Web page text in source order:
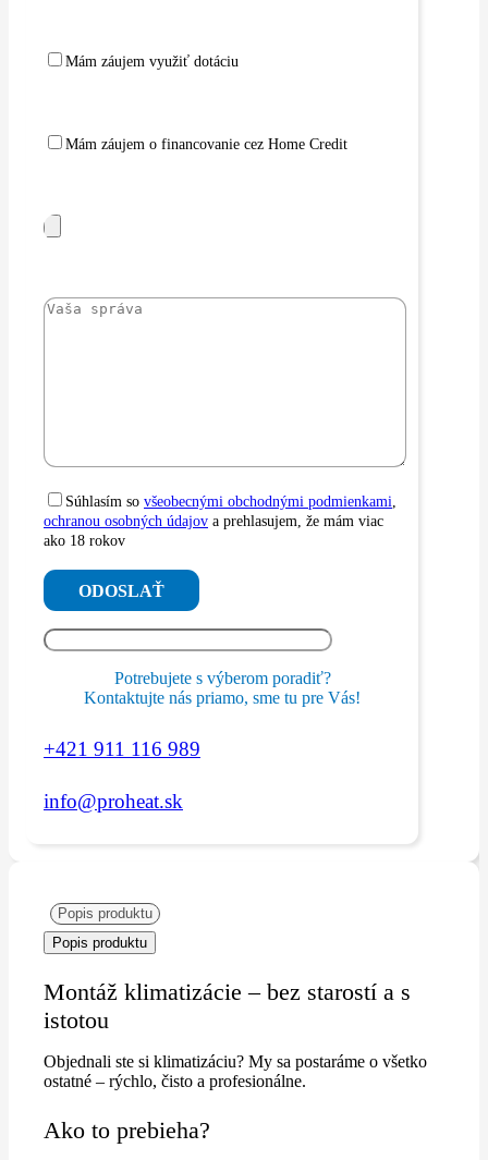
Mám záujem využiť dotáciu
Mám záujem o financovanie cez Home Credit
Súhlasím so všeobecnými obchodnými podmienkami,
ochranou osobných údajov a prehlasujem, že mám viac
ako 18 rokov
Potrebujete s výberom poradiť?
Kontaktujte nás priamo, sme tu pre Vás!
+421 911 116 989
info@proheat.sk
Popis produktu
Popis produktu
Montáž klimatizácie – bez starostí a s
istotou
Objednali ste si klimatizáciu? My sa postaráme o všetko
ostatné – rýchlo, čisto a profesionálne.
Ako to prebieha?